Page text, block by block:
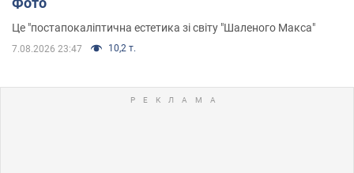
Це "постапокаліптична естетика зі світу "Шаленого Макса"
7.08.2026 23:47 10,2 т.